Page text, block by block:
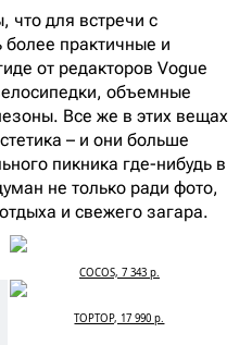
для встречи с
практичные и
от редакторов Vogue
объемные
Все же в этих вещах
– и они больше
пикника где-нибудь в
не только ради фото,
и свежего загара.
COCOS, 7 343 р.
TOPTOP, 17 990 р.